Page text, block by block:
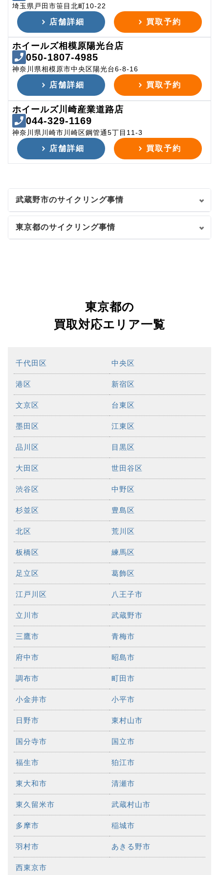
埼玉県戸田市笹目北町10-22
店舗詳細 買取予約
ホイールズ相模原陽光台店
050-1807-4985
神奈川県相模原市中央区陽光台6-8-16
店舗詳細 買取予約
ホイールズ川崎産業道路店
044-329-1169
神奈川県川崎市川崎区鋼管通5丁目11-3
店舗詳細 買取予約
武蔵野市のサイクリング事情
東京都のサイクリング事情
東京都の
買取対応エリア一覧
千代田区 中央区
港区 新宿区
文京区 台東区
墨田区 江東区
品川区 目黒区
大田区 世田谷区
渋谷区 中野区
杉並区 豊島区
北区 荒川区
板橋区 練馬区
足立区 葛飾区
江戸川区 八王子市
立川市 武蔵野市
三鷹市 青梅市
府中市 昭島市
調布市 町田市
小金井市 小平市
日野市 東村山市
国分寺市 国立市
福生市 狛江市
東大和市 清瀬市
東久留米市 武蔵村山市
多摩市 稲城市
羽村市 あきる野市
西東京市